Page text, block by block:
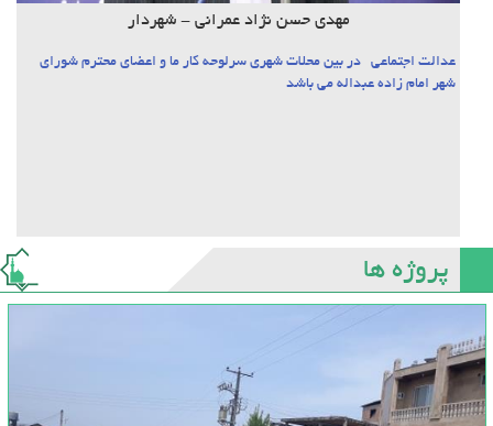
مهدی حسن نژاد عمرانی - شهردار
عدالت اجتماعی در بین محلات شهری سرلوحه کار ما و اعضای محترم شورای
شهر امام زاده عبداله می باشد
پروژه ها